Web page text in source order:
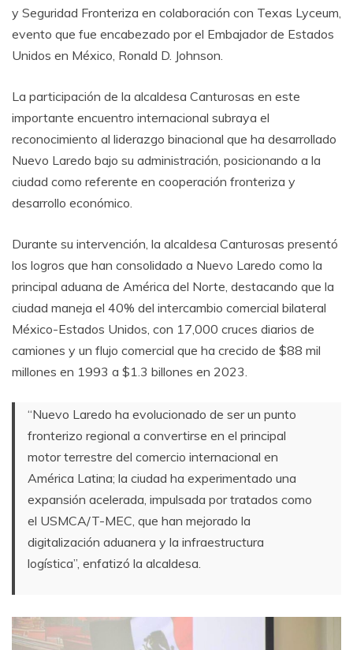
y Seguridad Fronteriza en colaboración con Texas Lyceum,
evento que fue encabezado por el Embajador de Estados
Unidos en México, Ronald D. Johnson.
La participación de la alcaldesa Canturosas en este
importante encuentro internacional subraya el
reconocimiento al liderazgo binacional que ha desarrollado
Nuevo Laredo bajo su administración, posicionando a la
ciudad como referente en cooperación fronteriza y
desarrollo económico.
Durante su intervención, la alcaldesa Canturosas presentó
los logros que han consolidado a Nuevo Laredo como la
principal aduana de América del Norte, destacando que la
ciudad maneja el 40% del intercambio comercial bilateral
México-Estados Unidos, con 17,000 cruces diarios de
camiones y un flujo comercial que ha crecido de $88 mil
millones en 1993 a $1.3 billones en 2023.
“Nuevo Laredo ha evolucionado de ser un punto
fronterizo regional a convertirse en el principal
motor terrestre del comercio internacional en
América Latina; la ciudad ha experimentado una
expansión acelerada, impulsada por tratados como
el USMCA/T-MEC, que han mejorado la
digitalización aduanera y la infraestructura
logística”, enfatizó la alcaldesa.